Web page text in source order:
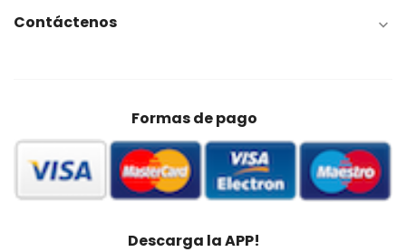
Contáctenos 
Formas de pago
Descarga la APP!